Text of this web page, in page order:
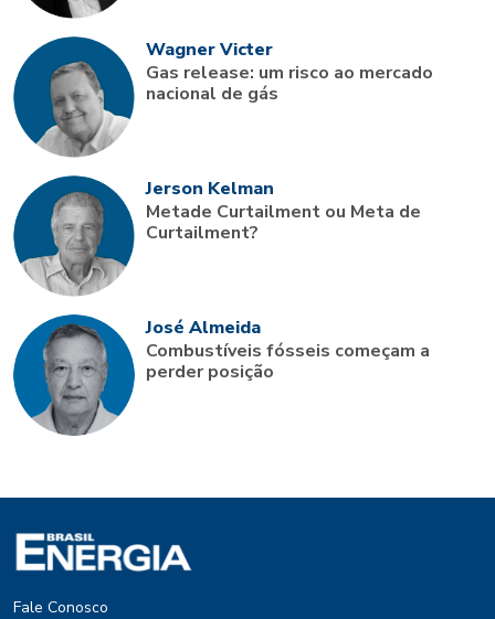
Wagner Victer
Gas release: um risco ao mercado
nacional de gás
Jerson Kelman
Metade Curtailment ou Meta de
Curtailment?
José Almeida
Combustíveis fósseis começam a
perder posição
Fale Conosco